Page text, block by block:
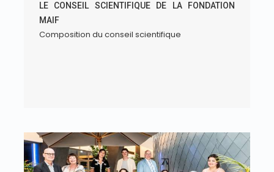
LE CONSEIL SCIENTIFIQUE DE LA FONDATION
MAIF
Composition du conseil scientifique